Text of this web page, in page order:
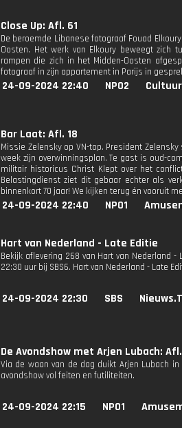
Close Up: Afl. 61
De beroemde Libanese fotograaf Fouad
Oosten. Het werk van Elkoury beweegt zich
rampen die zich in het Midden-Oosten
fotograaf in zijn appartement in Parijs in
24-09-2024 22:40 NPO2
Bar Laat: Afl. 18
Missie Zelensky op VN-top. President
week zijn overwinningsplan. Te gast is oud-
militair historicus Christ Klept over het
Belastingdienst ziet dit gebaar echter als
binnenkort 70 jaar! We kijken terug én vooruit
24-09-2024 22:40 NPO1
Hart van Nederland - Late Editie
Bekijk aflevering 268 van Hart van Nederland
22:30 uur bij SBS6. Hart van Nederland - Late
24-09-2024 22:30 SBS
De Avondshow met Arjen Lubach:
Via de waan van de dag duikt Arjen Lubach
avondshow vol feiten en futiliteiten.
24-09-2024 22:15 NPO1